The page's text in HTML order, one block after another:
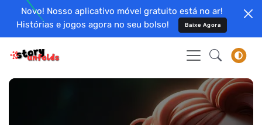
Novo! Nosso aplicativo móvel gratuito está no ar!
Histórias e jogos agora no seu bolso!
Baixe Agora